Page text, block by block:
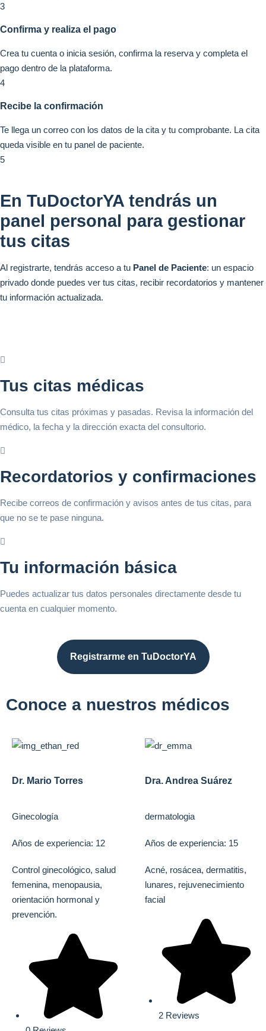
3
Confirma y realiza el pago
Crea tu cuenta o inicia sesión, confirma la reserva y completa el
pago dentro de la plataforma.
4
Recibe la confirmación
Te llega un correo con los datos de la cita y tu comprobante. La cita
queda visible en tu panel de paciente.
5
En TuDoctorYA tendrás un
panel personal para gestionar
tus citas
Al registrarte, tendrás acceso a tu Panel de Paciente: un espacio
privado donde puedes ver tus citas, recibir recordatorios y mantener
tu información actualizada.
Tus citas médicas
Consulta tus citas próximas y pasadas. Revisa la información del
médico, la fecha y la dirección exacta del consultorio.
Recordatorios y confirmaciones
Recibe correos de confirmación y avisos antes de tus citas, para
que no se te pase ninguna.
Tu información básica
Puedes actualizar tus datos personales directamente desde tu
cuenta en cualquier momento.
Registrarme en TuDoctorYA
Conoce a nuestros médicos
Dr. Mario Torres
Ginecología
Años de experiencia: 12
Control ginecológico, salud
femenina, menopausia,
orientación hormonal y
prevención.
Dra. Andrea Suárez
dermatologia
Años de experiencia: 15
Acné, rosácea, dermatitis,
lunares, rejuvenecimiento
facial
2 Reviews